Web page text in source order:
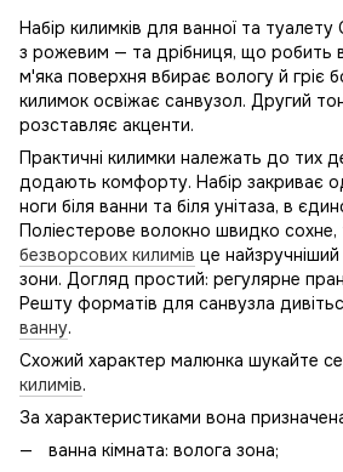
Набір килимків для ванної та туалету
з рожевим — та дрібниця, що робить
м'яка поверхня вбирає вологу й гріє
килимок освіжає санвузол. Другий
розставляє акценти.
Практичні килимки належать до тих
додають комфорту. Набір закриває
ноги біля ванни та біля унітаза, в
Поліестерове волокно швидко
безворсових килимів це
зони. Догляд простий: регулярне
Решту форматів для санвузла
ванну.
Схожий характер малюнка шукайте
килимів.
За характеристиками вона
ванна кімната: волога зона;